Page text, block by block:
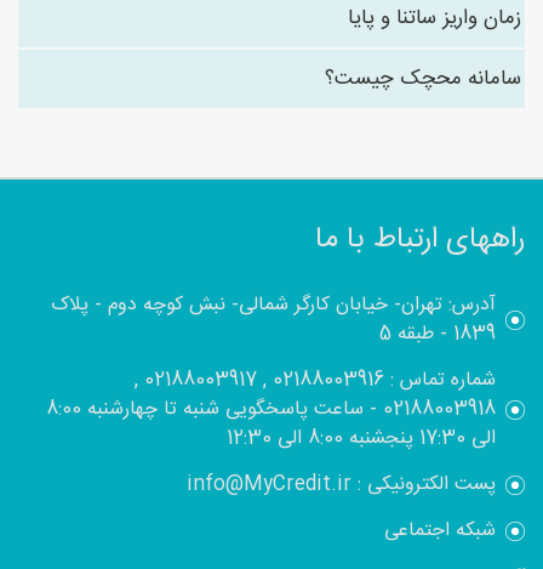
زمان واریز ساتنا و پایا
سامانه محچک چیست؟
راههای ارتباط با ما
آدرس: تهران- خیابان کارگر شمالی- نبش کوچه دوم - پلاک
1839 - طبقه 5
شماره تماس : 02188003916 , 02188003917 ,
02188003918 - ساعت پاسخگویی شنبه تا چهارشنبه 8:00
الی 17:30 پنجشنبه 8:00 الی 12:30
پست الکترونیکی : info@MyCredit.ir
شبکه اجتماعی